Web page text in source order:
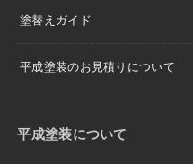
塗替えガイド
平成塗装のお見積りについて
平成塗装について